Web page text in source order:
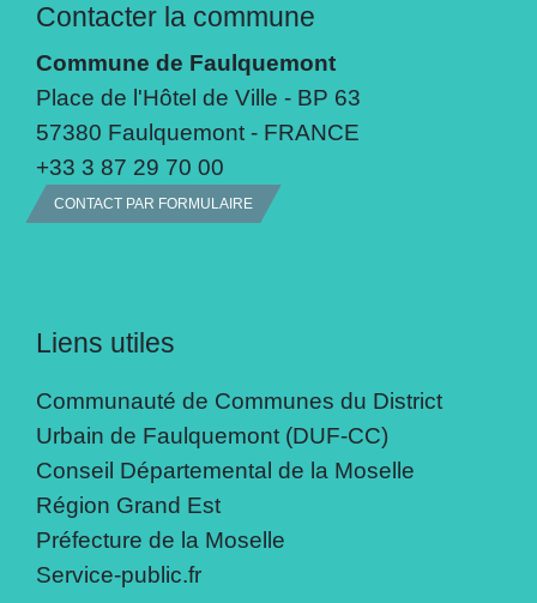
Contacter la commune
Commune de Faulquemont
Place de l'Hôtel de Ville - BP 63
57380 Faulquemont - FRANCE
+33 3 87 29 70 00
CONTACT PAR FORMULAIRE
Liens utiles
Communauté de Communes du District
Urbain de Faulquemont (DUF-CC)
Conseil Départemental de la Moselle
Région Grand Est
Préfecture de la Moselle
Service-public.fr